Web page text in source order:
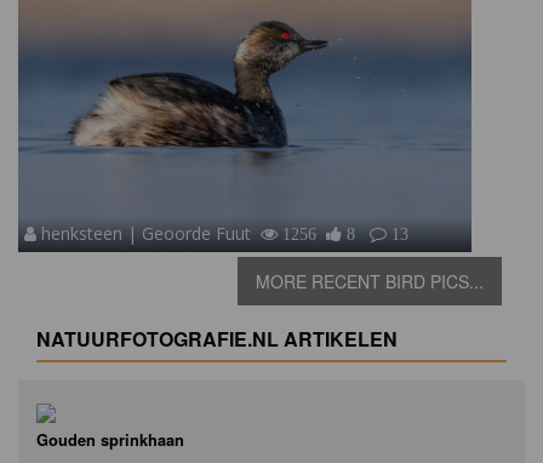
henksteen | Geoorde Fuut 1256 8 13
MORE RECENT BIRD PICS...
NATUURFOTOGRAFIE.NL ARTIKELEN
Gouden sprinkhaan